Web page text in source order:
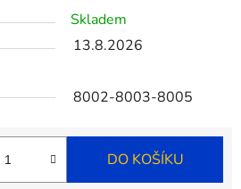
Skladem
13.8.2026
8002-8003-8005
DO KOŠÍKU